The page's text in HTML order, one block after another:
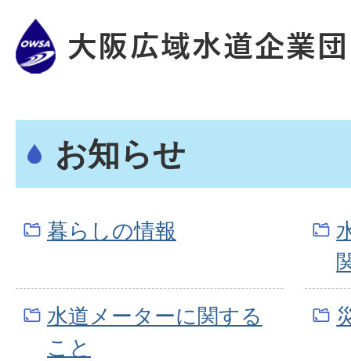
お知らせ
暮らしの情報
水道メーターに関する
こと